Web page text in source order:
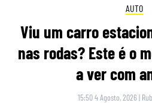
AUTO
Viu um carro
nas rodas? Este é o
a ver com
15:50 4 Agosto, 2026 |